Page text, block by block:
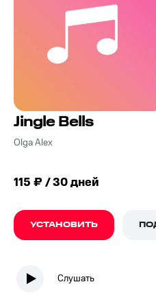
Jingle Bells
Olga Alex
115 ₽ / 30 дней
УСТАНОВИТЬ
Слушать